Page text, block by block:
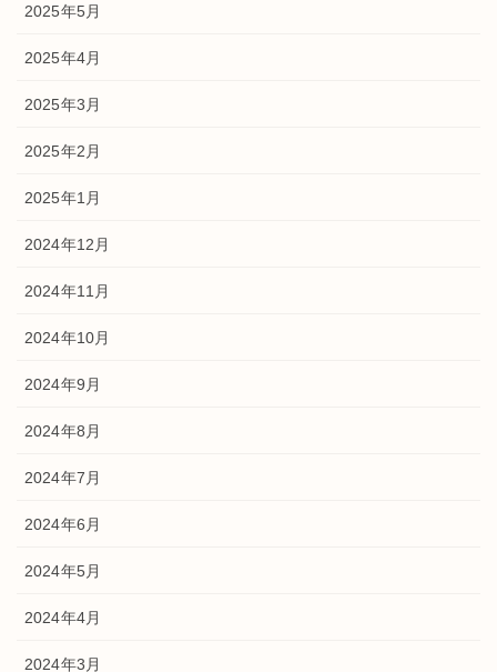
2025年5月
2025年4月
2025年3月
2025年2月
2025年1月
2024年12月
2024年11月
2024年10月
2024年9月
2024年8月
2024年7月
2024年6月
2024年5月
2024年4月
2024年3月